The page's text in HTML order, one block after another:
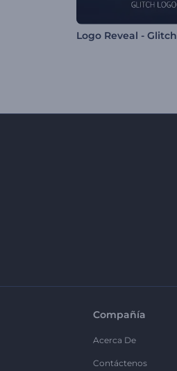
Logo Reveal - Glitch
Compañía
Acerca De
Contáctenos